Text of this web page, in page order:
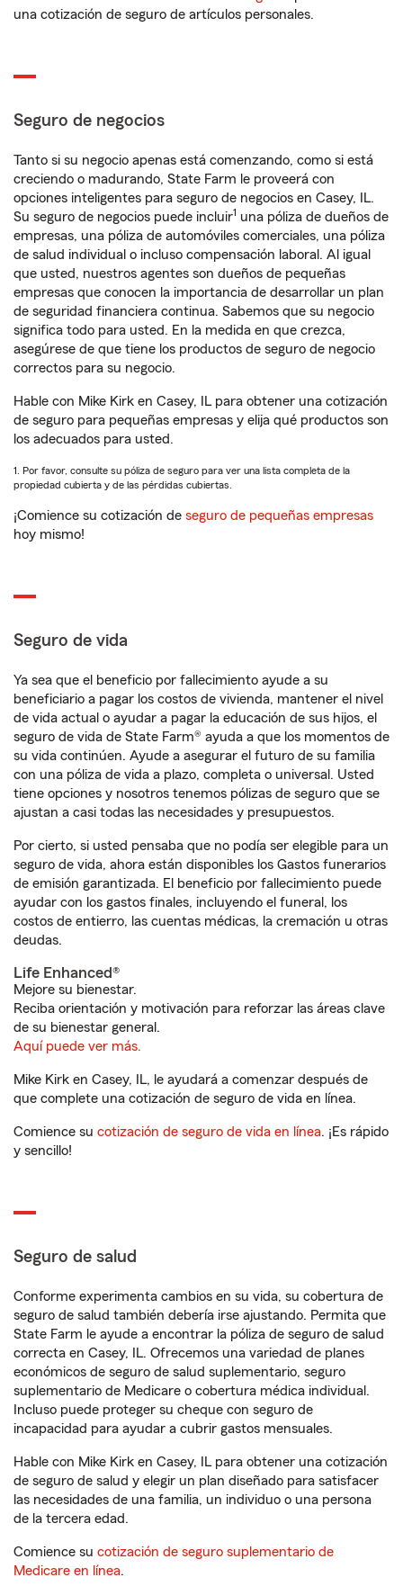
una cotización de seguro de artículos personales.
Seguro de negocios
Tanto si su negocio apenas está comenzando, como si está
creciendo o madurando, State Farm le proveerá con
opciones inteligentes para seguro de negocios en Casey, IL.
Su seguro de negocios puede incluir1 una póliza de dueños de
empresas, una póliza de automóviles comerciales, una póliza
de salud individual o incluso compensación laboral. Al igual
que usted, nuestros agentes son dueños de pequeñas
empresas que conocen la importancia de desarrollar un plan
de seguridad financiera continua. Sabemos que su negocio
significa todo para usted. En la medida en que crezca,
asegúrese de que tiene los productos de seguro de negocio
correctos para su negocio.
Hable con Mike Kirk en Casey, IL para obtener una cotización
de seguro para pequeñas empresas y elija qué productos son
los adecuados para usted.
1. Por favor, consulte su póliza de seguro para ver una lista completa de la
propiedad cubierta y de las pérdidas cubiertas.
¡Comience su cotización de seguro de pequeñas empresas
hoy mismo!
Seguro de vida
Ya sea que el beneficio por fallecimiento ayude a su
beneficiario a pagar los costos de vivienda, mantener el nivel
de vida actual o ayudar a pagar la educación de sus hijos, el
seguro de vida de State Farm® ayuda a que los momentos de
su vida continúen. Ayude a asegurar el futuro de su familia
con una póliza de vida a plazo, completa o universal. Usted
tiene opciones y nosotros tenemos pólizas de seguro que se
ajustan a casi todas las necesidades y presupuestos.
Por cierto, si usted pensaba que no podía ser elegible para un
seguro de vida, ahora están disponibles los Gastos funerarios
de emisión garantizada. El beneficio por fallecimiento puede
ayudar con los gastos finales, incluyendo el funeral, los
costos de entierro, las cuentas médicas, la cremación u otras
deudas.
Life Enhanced®
Mejore su bienestar.
Reciba orientación y motivación para reforzar las áreas clave
de su bienestar general.
Aquí puede ver más.
Mike Kirk en Casey, IL, le ayudará a comenzar después de
que complete una cotización de seguro de vida en línea.
Comience su cotización de seguro de vida en línea. ¡Es rápido
y sencillo!
Seguro de salud
Conforme experimenta cambios en su vida, su cobertura de
seguro de salud también debería irse ajustando. Permita que
State Farm le ayude a encontrar la póliza de seguro de salud
correcta en Casey, IL. Ofrecemos una variedad de planes
económicos de seguro de salud suplementario, seguro
suplementario de Medicare o cobertura médica individual.
Incluso puede proteger su cheque con seguro de
incapacidad para ayudar a cubrir gastos mensuales.
Hable con Mike Kirk en Casey, IL para obtener una cotización
de seguro de salud y elegir un plan diseñado para satisfacer
las necesidades de una familia, un individuo o una persona
de la tercera edad.
Comience su cotización de seguro suplementario de
Medicare en línea.